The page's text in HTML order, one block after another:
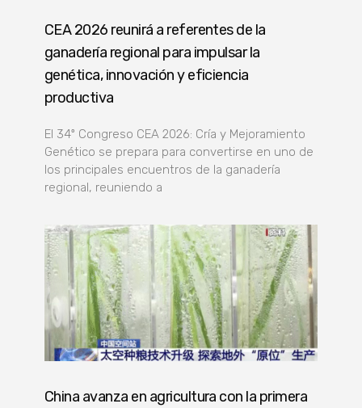
CEA 2026 reunirá a referentes de la
ganadería regional para impulsar la
genética, innovación y eficiencia
productiva
El 34º Congreso CEA 2026: Cría y Mejoramiento
Genético se prepara para convertirse en uno de
los principales encuentros de la ganadería
regional, reuniendo a
China avanza en agricultura con la primera